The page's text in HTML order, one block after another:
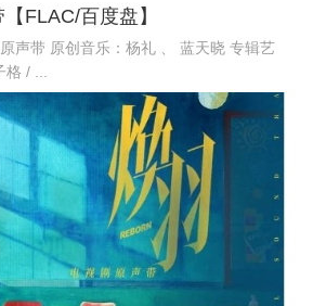
FLAC/百度盘】
声带 原创音乐：杨礼 、 蓝天晓 专辑艺
/ ...